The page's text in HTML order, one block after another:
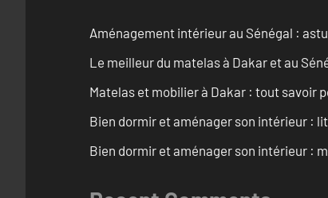
Aménagement intérieur au Sénégal :
Le meilleur du matelas à Dakar et au
Matelas et mobilier à Dakar : tout savoir
Bien dormir et aménager son intérieur :
Bien dormir et aménager son intérieur :